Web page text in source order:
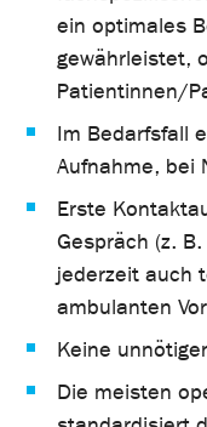
ein optimales
gewährleistet,
Patientinnen/
Im Bedarfsfall
Aufnahme, bei
Erste
Gespräch (z.
jederzeit auch
ambulanten
Keine
Die meisten